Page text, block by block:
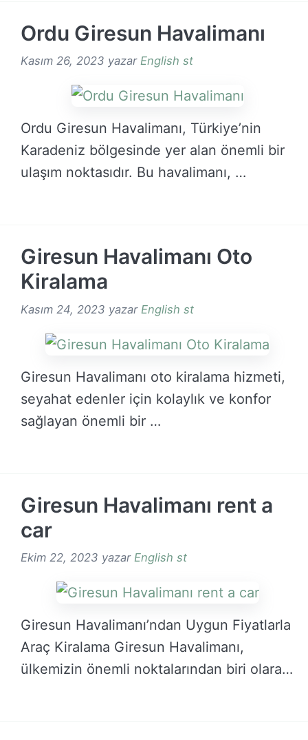
Ordu Giresun Havalimanı
Kasım 26, 2023 yazar English st
Ordu Giresun Havalimanı, Türkiye’nin
Karadeniz bölgesinde yer alan önemli bir
ulaşım noktasıdır. Bu havalimanı, …
Giresun Havalimanı Oto
Kiralama
Kasım 24, 2023 yazar English st
Giresun Havalimanı oto kiralama hizmeti,
seyahat edenler için kolaylık ve konfor
sağlayan önemli bir …
Giresun Havalimanı rent a
car
Ekim 22, 2023 yazar English st
Giresun Havalimanı’ndan Uygun Fiyatlarla
Araç Kiralama Giresun Havalimanı,
ülkemizin önemli noktalarından biri olarak